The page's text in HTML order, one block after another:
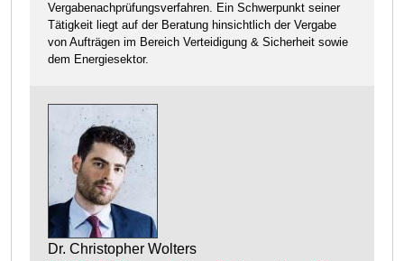
Vergabenachprüfungsverfahren. Ein Schwerpunkt seiner
Tätigkeit liegt auf der Beratung hinsichtlich der Vergabe
von Aufträgen im Bereich Verteidigung & Sicherheit sowie
dem Energiesektor.
Dr. Christopher Wolters